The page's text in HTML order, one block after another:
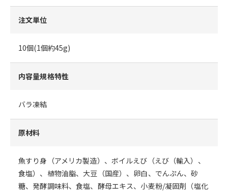
注文単位
10個(1個約45g)
内容量規格特性
バラ凍結
原材料
魚すり身（アメリカ製造）、ボイルえび（えび（輸入）、
食塩）、植物油脂、大豆（国産）、卵白、でんぷん、砂
糖、発酵調味料、食塩、酵母エキス、小麦粉/凝固剤（塩化